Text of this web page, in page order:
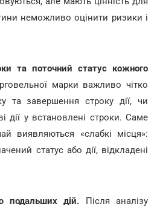
неможливо оцінити ризики і
та поточний статус кожного
марки важливо чітко
та завершення строку дії, чи
дії у встановлені строки. Саме
виявляються «слабкі місця»:
статус або дії, відкладені
подальших дій. Після аналізу